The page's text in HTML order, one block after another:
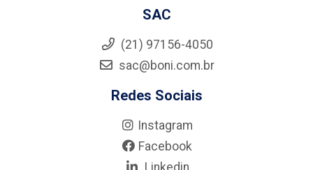
SAC
(21) 97156-4050
sac@boni.com.br
Redes Sociais
Instagram
Facebook
Linkedin